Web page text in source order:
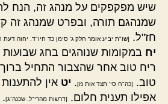
שיש מפקפקים על מנהג זה, הנח
שמנהגם תורה, ובפרט שמנהג זה
חז"ל.
[שו"ת יביע אומר חלק ג' סימן כד חיו"ד. יחוה דעת
יח במקומות שנוהגים בחג
ריח טוב אחר שהצבור התחיל
טוב.
[כה"ח סי' תצד אות נז]. יט אין
אפילו תענית חלום.
[דרשות מהרי"ל. שכנה"ג].